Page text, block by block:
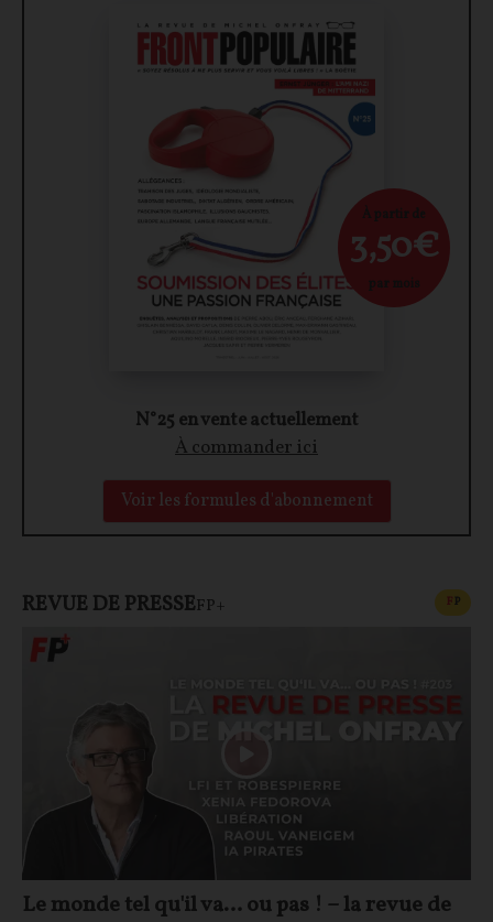
N°25 en vente actuellement
À commander ici
Voir les formules d'abonnement
À partir de
3,50€
par mois
REVUE DE PRESSEFP+ FP
Le monde tel qu'il va… ou pas ! – la revue de